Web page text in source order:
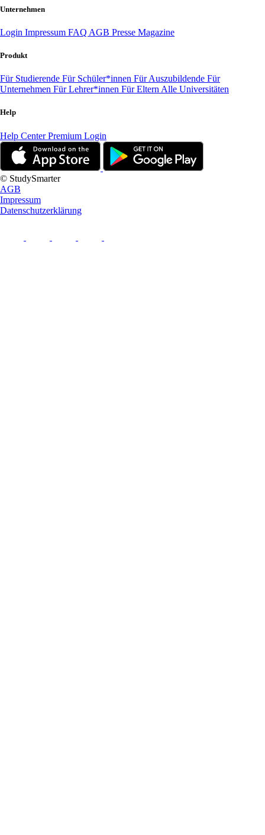
Unternehmen
Login Impressum FAQ AGB Presse Magazine
Produkt
Für Studierende Für Schüler*innen Für Auszubildende Für
Unternehmen Für Lehrer*innen Für Eltern Alle Universitäten
Help
Help CenterPremium Login
© StudySmarter
AGB
Impressum
Datenschutzerklärung